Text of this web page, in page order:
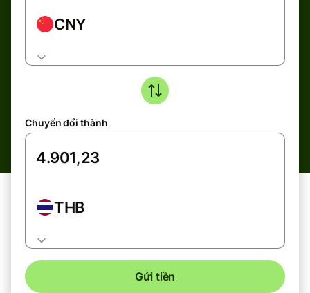
CNY
Chuyển đổi thành
THB
Gửi tiền